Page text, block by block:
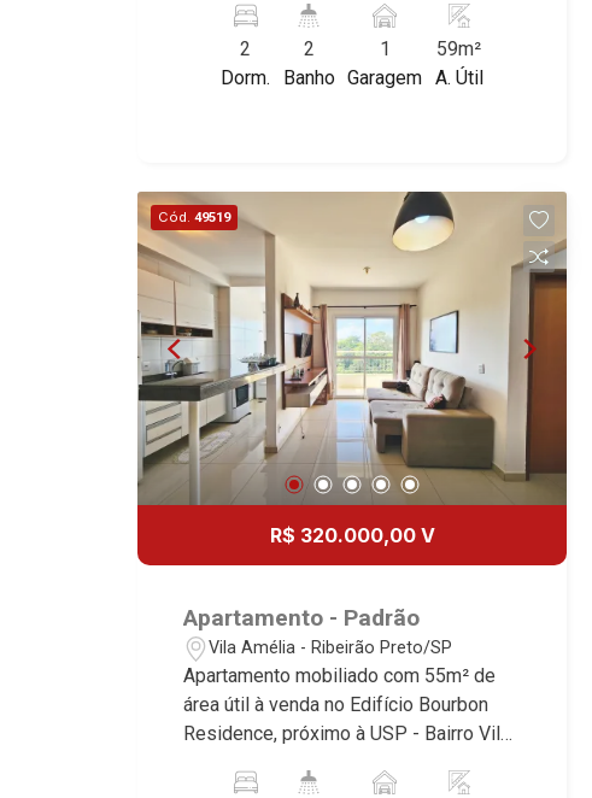
deste imóvel que a Martinelli
Imobiliária selecionou para você: -
59m² de área útil - 2 dormitórios com
gourmet com churrasqueira - Vista livre
- 1 vaga Martinelli Imobiliária,
referência no mercado imobiliário
desde 2000! Avenida João Fiúsa, 1051
- Alto da Boa Vista | Ribeirão Preto.
2
Dorm.
2
Banho
1
Garagem
59m²
A. Útil
Cód. 49519
R$ 320.000,00 V
Apartamento - Padrão
Vila Amélia - Ribeirão Preto/SP
Apartamento mobiliado com 55m² de
área útil à venda no Edifício Bourbon
Residence, próximo à USP - Bairro Vila
características deste imóvel que a